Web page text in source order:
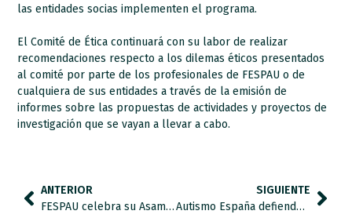
las entidades socias implementen el programa.
El Comité de Ética continuará con su labor de realizar
recomendaciones respecto a los dilemas éticos presentados
al comité por parte de los profesionales de FESPAU o de
cualquiera de sus entidades a través de la emisión de
informes sobre las propuestas de actividades y proyectos de
investigación que se vayan a llevar a cabo.
ANTERIOR
FESPAU celebra su Asamblea General Anual
SIGUIENTE
Autismo España defiende el derecho a una educación de calidad, específica y centrada en la persona que garantice los ajustes razonables y apoyos personalizados necesarios